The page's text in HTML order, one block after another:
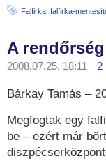
Falfirka falfirka-
A
2008.07.25. 18:11 2
Bárkay Tamás –
Megfogtak egy
be – ezért már